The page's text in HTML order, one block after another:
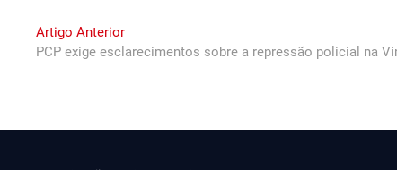
Navegação
de
Artigo AnteriorPrevious
post:
PCP exige esclarecimentos sobre a repressão policial na